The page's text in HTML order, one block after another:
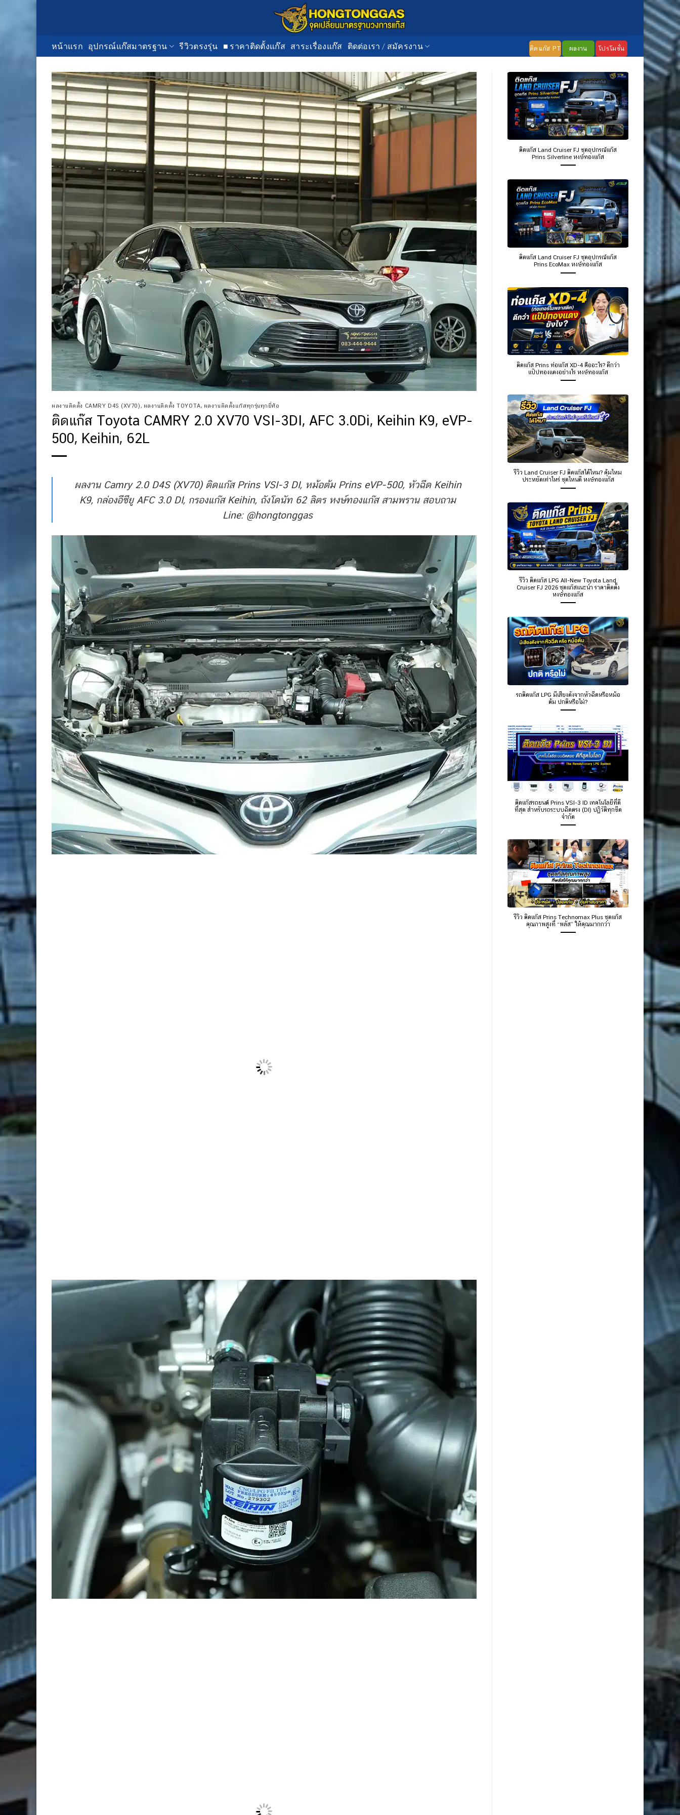
หน้าแรก
อุปกรณ์แก๊สมาตรฐาน รีวิวตรงรุ่น ■ ราคาติดตั้งแก๊ส สาระเรื่องแก๊ส ติดต่อเรา / สมัครงาน ติดแก๊ส PT ผลงาน โปรโมชั่น
ผลงานติดตั้ง CAMRY D4S (XV70), ผลงานติดตั้ง TOYOTA, ผลงานติดตั้งแก๊สทุกรุ่นทุกยี่ห้อ
ติดแก๊ส Toyota CAMRY 2.0 XV70 VSI-3DI, AFC 3.0Di, Keihin K9, eVP-
500, Keihin, 62L
ผลงาน Camry 2.0 D4S (XV70) ติดแก๊ส Prins VSI-3 DI, หม้อต้ม Prins eVP-500, หัวฉีด Keihin
K9, กล่องอีซียู AFC 3.0 DI, กรองแก๊ส Keihin, ถังโดนัท 62 ลิตร หงษ์ทองแก๊ส สามพราน สอบถาม
Line: @hongtonggas
ติดแก๊ส Land Cruiser FJ ชุดอุปกรณ์แก๊ส
Prins Silverline หงษ์ทองแก๊ส
ติดแก๊ส Land Cruiser FJ ชุดอุปกรณ์แก๊ส
Prins EcoMax หงษ์ทองแก๊ส
ติดแก๊ส Prins ท่อแก๊ส XD-4 คืออะไร? ดีกว่า
แป๊ปทองแดงอย่างไร หงษ์ทองแก๊ส
รีวิว Land Cruiser FJ ติดแก๊สได้ไหม? คุ้มไหม
ประหยัดเท่าไหร่ ชุดไหนดี หงษ์ทองแก๊ส
รีวิว ติดแก๊ส LPG All-New Toyota Land
Cruiser FJ 2026 ชุดแก๊สแนะนำ ราคาติดตั้ง
หงษ์ทองแก๊ส
รถติดแก๊ส LPG มีเสียงดังจากหัวฉีดหรือหม้อ
ต้ม ปกติหรือไม่?
ติดแก๊สรถยนต์ Prins VSI-3 ID เทคโนโลยีที่ดี
ที่สุด สำหรับรถระบบฉีดตรง (DI) ปฏิวัติทุกขีด
จำกัด
รีวิว ติดแก๊ส Prins Technomax Plus ชุดแก๊ส
คุณภาพสูงที่ “พลัส” ให้คุณมากกว่า